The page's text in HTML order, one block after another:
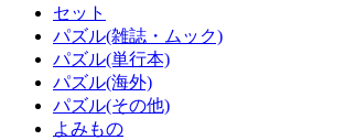
セット
パズル(雑誌・ムック)
パズル(単行本)
パズル(海外)
パズル(その他)
よみもの